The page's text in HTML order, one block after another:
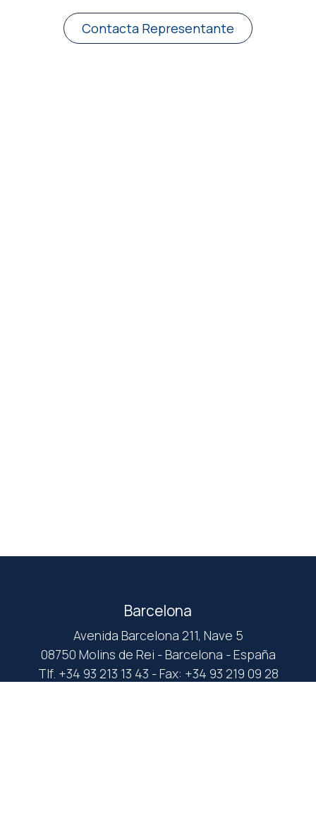
Contacta Representante
Barcelona
Avenida Barcelona 211, Nave 5
08750 Molins de Rei - Barcelona - España
Tlf. +34 93 213 13 43 - Fax: +34 93 219 09 28